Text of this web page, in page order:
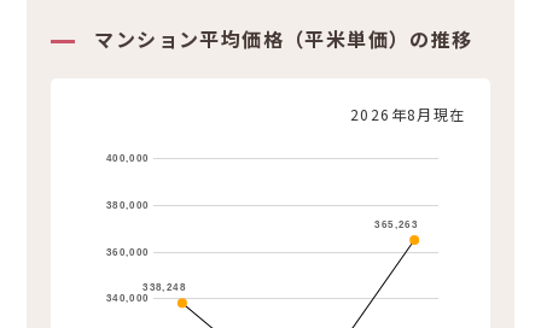
マンション平均価格（平米単価）の推移
2026年8月現在
340,000
360,000
380,000
400,000
338,248
365,263